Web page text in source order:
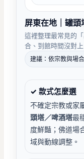
屏東在地｜罐
這裡整理最常見的
合、到館時間沒對上
建議：依宗教與場
✓ 款式怎麼選
不確定宗教或家
頭塔／啤酒塔最
度鮮豔；佛道場
域與動線調整。